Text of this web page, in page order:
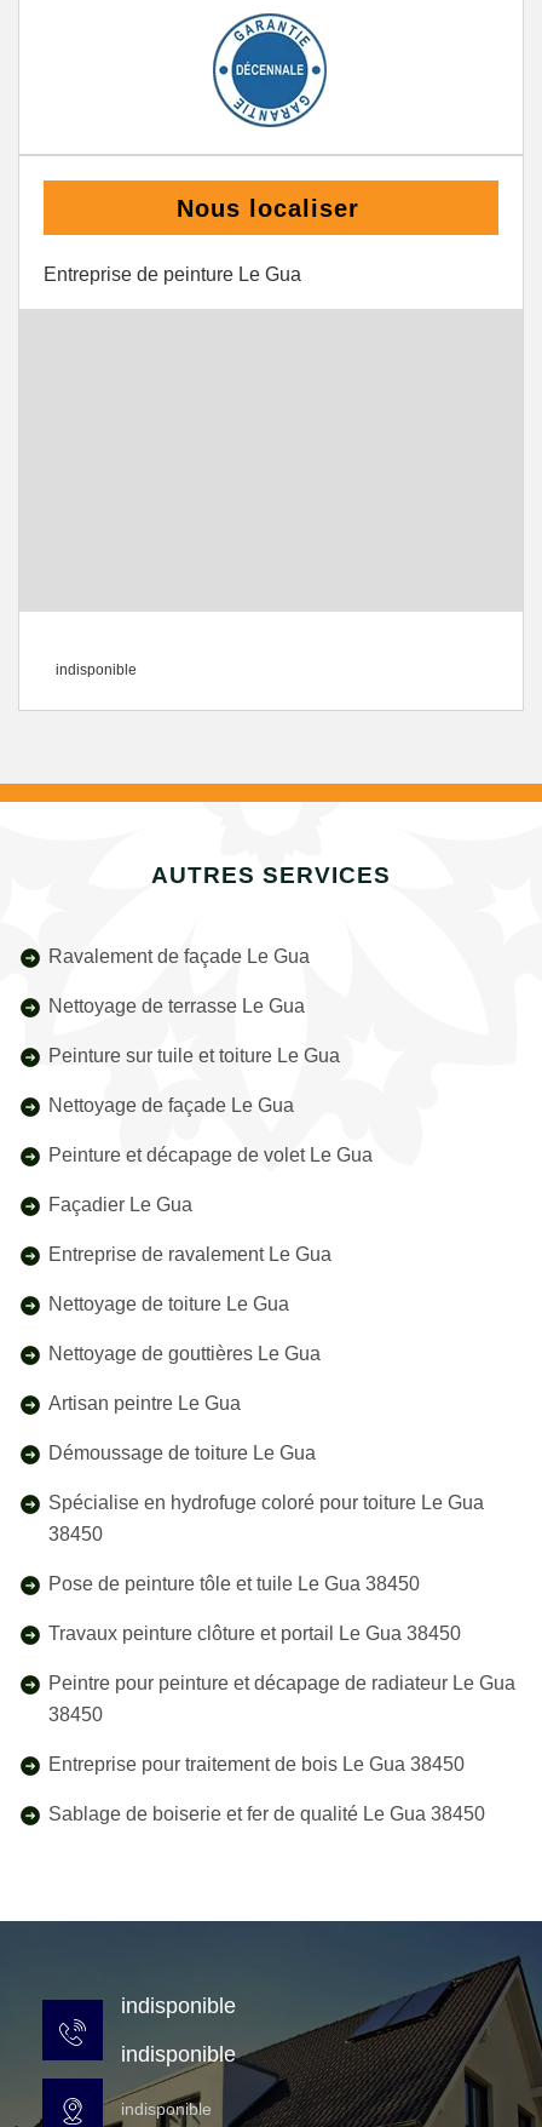
Nous localiser
Entreprise de peinture Le Gua
indisponible
AUTRES SERVICES
Ravalement de façade Le Gua
Nettoyage de terrasse Le Gua
Peinture sur tuile et toiture Le Gua
Nettoyage de façade Le Gua
Peinture et décapage de volet Le Gua
Façadier Le Gua
Entreprise de ravalement Le Gua
Nettoyage de toiture Le Gua
Nettoyage de gouttières Le Gua
Artisan peintre Le Gua
Démoussage de toiture Le Gua
Spécialise en hydrofuge coloré pour toiture Le Gua
38450
Pose de peinture tôle et tuile Le Gua 38450
Travaux peinture clôture et portail Le Gua 38450
Peintre pour peinture et décapage de radiateur Le Gua
38450
Entreprise pour traitement de bois Le Gua 38450
Sablage de boiserie et fer de qualité Le Gua 38450
indisponible
indisponible
indisponible